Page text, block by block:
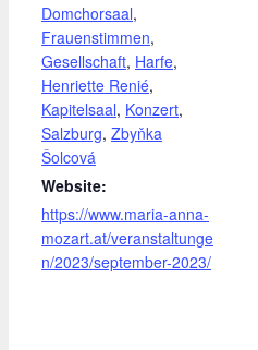
Domchorsaal,
Frauenstimmen,
Gesellschaft, Harfe,
Henriette Renié,
Kapitelsaal, Konzert,
Salzburg, Zbyňka
Šolcová
Website:
https://www.maria-anna-
mozart.at/veranstaltunge
n/2023/september-2023/